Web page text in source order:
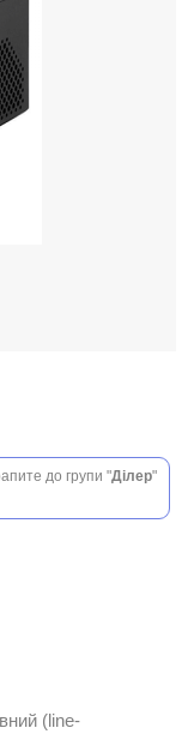
до групи "Ділер"
(line-